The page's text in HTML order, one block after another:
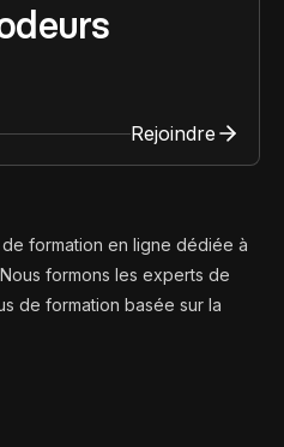
Rejoindre
formation en ligne dédiée à
formons les experts de
de formation basée sur la